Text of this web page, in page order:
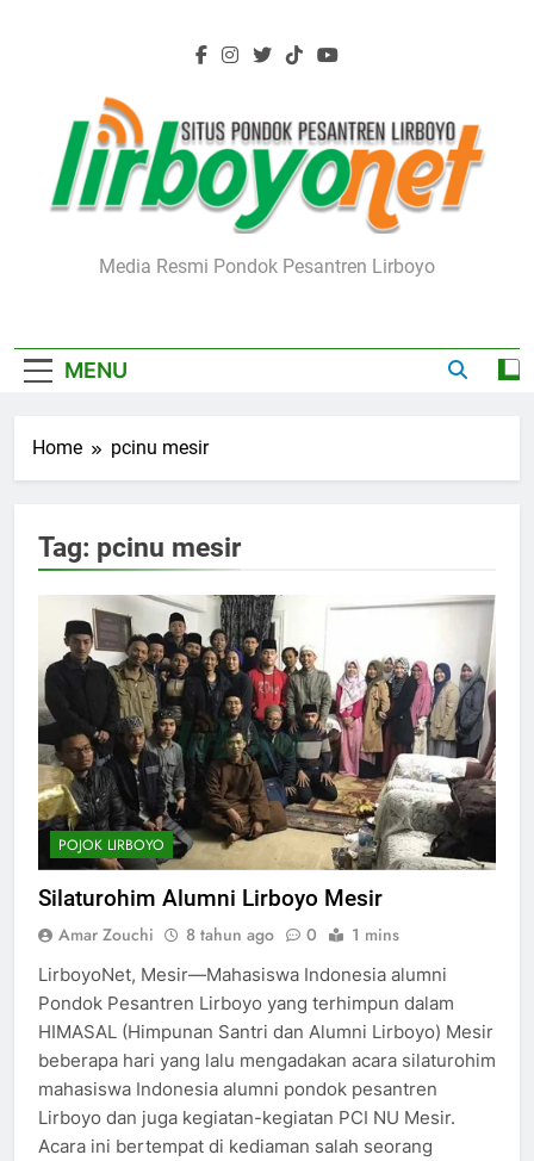
Lirboyo.net
Media Resmi Pondok Pesantren Lirboyo
MENU
Home pcinu mesir
Tag: pcinu mesir
POJOK LIRBOYO
Silaturohim Alumni Lirboyo Mesir
Amar Zouchi 8 tahun ago 0 1 mins
LirboyoNet, Mesir—Mahasiswa Indonesia alumni
Pondok Pesantren Lirboyo yang terhimpun dalam
HIMASAL (Himpunan Santri dan Alumni Lirboyo) Mesir
beberapa hari yang lalu mengadakan acara silaturohim
mahasiswa Indonesia alumni pondok pesantren
Lirboyo dan juga kegiatan-kegiatan PCI NU Mesir.
Acara ini bertempat di kediaman salah seorang